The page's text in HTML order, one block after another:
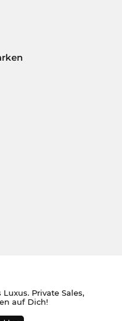
Private Sales,
auf Dich!